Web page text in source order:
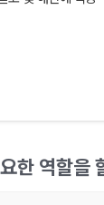
한 역할을